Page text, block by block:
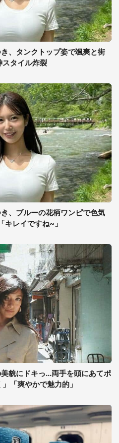
、タンクトップ姿で颯爽と街
スタイル炸裂
、ブルーの花柄ワンピで色気
キレイですね~」
貌にドキっ...両手を頭にあてポ
「爽やかで魅力的」